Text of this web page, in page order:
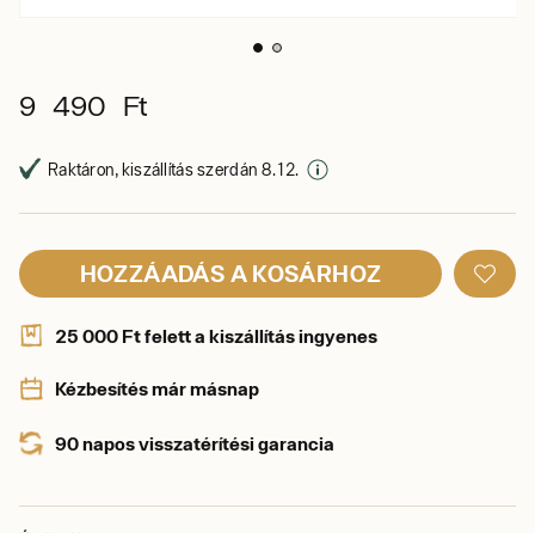
9 490 Ft
Raktáron, kiszállítás szerdán 8. 12.
HOZZÁADÁS A KOSÁRHOZ
25 000 Ft felett a kiszállítás ingyenes
Kézbesítés már másnap
90 napos visszatérítési garancia